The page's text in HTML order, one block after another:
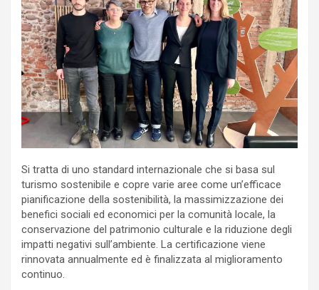
Si tratta di uno standard internazionale che si basa sul
turismo sostenibile e copre varie aree come un’efficace
pianificazione della sostenibilità, la massimizzazione dei
benefici sociali ed economici per la comunità locale, la
conservazione del patrimonio culturale e la riduzione degli
impatti negativi sull’ambiente. La certificazione viene
rinnovata annualmente ed è finalizzata al miglioramento
continuo.